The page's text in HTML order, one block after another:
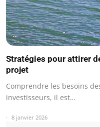
Stratégies pour attirer
projet
Comprendre les besoins
investisseurs, il est…
8 janvier 2026